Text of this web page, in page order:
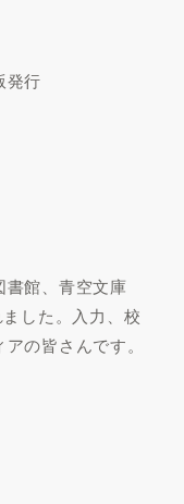
行
書館、青空文庫
した。入力、校
の皆さんです。